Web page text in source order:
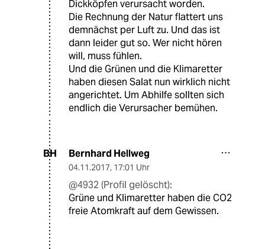
Dickköpfen verursacht worden.
Die Rechnung der Natur flattert uns
demnächst per Luft zu. Und das ist
dann leider gut so. Wer nicht hören
will, muss fühlen.
Und die Grünen und die Klimaretter
haben diesen Salat nun wirklich nicht
angerichtet. Um Abhilfe sollten sich
endlich die Verursacher bemühen.
BH Bernhard Hellweg
04.11.2017, 17:01 Uhr
@4932 (Profil gelöscht):
Grüne und Klimaretter haben die CO2
freie Atomkraft auf dem Gewissen.